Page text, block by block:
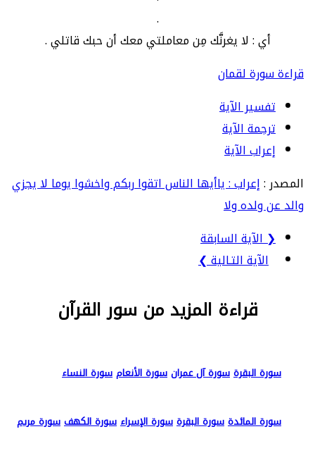
.
أي : لا يغرنَّك مِن معاملتي معك أن حبك قاتلي .
قراءة سورة لقمان
تفسير الآية
ترجمة الآية
إعراب الآية
المصدر :إعراب : ياأيها الناس اتقوا ربكم واخشوا يوما لا يجزي
والد عن ولده ولا
❮ الآية السابقة
الآية التـالية ❯
قراءة المزيد من سور القرآن
سورة البقرة سورة آل عمران سورة الأنعام سورة النساء
سورة المائدة سورة البقرة سورة الإسراء سورة الكهف سورة مريم